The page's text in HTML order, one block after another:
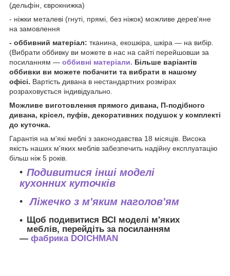
(дельфін, єврокнижка)
- ніжки металеві (гнуті, прямі, без ніжок) можливе дерев'яне
на замовлення
- оббивний матеріал: тканина, екошкіра, шкіра — на вибір.
(Вибрати оббивку ви можете в нас на сайті перейшовши за
посиланням — оббивні матеріали. Більше варіантів
оббивки ви можете побачити та вибрати в нашому
офісі. Вартість дивана в нестандартних розмірах
розраховується індивідуально.
Можливе виготовлення прямого дивана, П-подібного
дивана, крісел, пуфів, декоративних подушок у комплекті
до куточка.
Гарантія на м'які меблі з законодавства 18 місяців. Висока
якість наших м'яких меблів забезпечить надійну експлуатацію
більш ніж 5 років.
Подивитися інші моделі
кухонних куточків
Ліжечко з м'яким наголов'ям
Щоб подивитися ВСІ моделі м'яких
меблів, перейдіть за посиланням
— фабрика DOICHMAN